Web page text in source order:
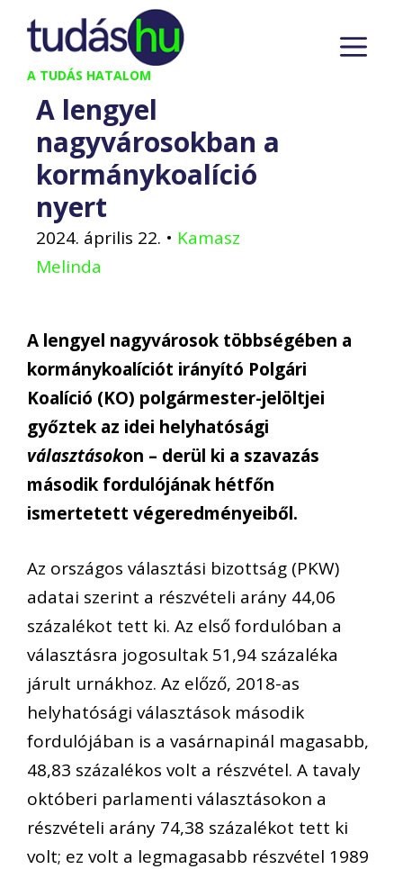
Kilépés
tartalomba
A TUDÁS HATALOM
A lengyel
nagyvárosokban a
kormánykoalíció
nyert
2024. április 22. • Kamasz
Melinda
A lengyel nagyvárosok többségében a
kormánykoalíciót irányító Polgári
Koalíció (KO) polgármester-jelöltjei
győztek az idei helyhatósági
választásokon – derül ki a szavazás
második fordulójának hétfőn
ismertetett végeredményeiből.
Az országos választási bizottság (PKW)
adatai szerint a részvételi arány 44,06
százalékot tett ki. Az első fordulóban a
választásra jogosultak 51,94 százaléka
járult urnákhoz. Az előző, 2018-as
helyhatósági választások második
fordulójában is a vasárnapinál magasabb,
48,83 százalékos volt a részvétel. A tavaly
októberi parlamenti választásokon a
részvételi arány 74,38 százalékot tett ki
volt; ez volt a legmagasabb részvétel 1989